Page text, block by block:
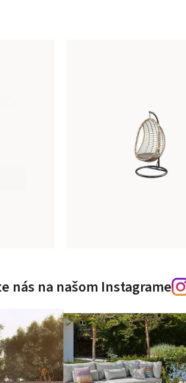
nás na našom Instagrame